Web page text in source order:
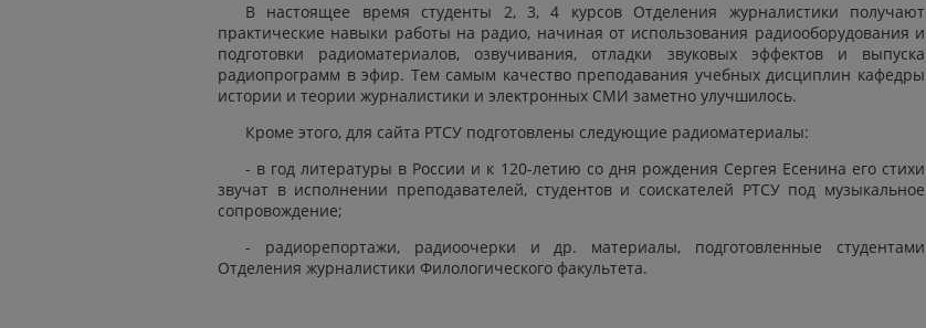
В настоящее время студенты 2, 3, 4 курсов Отделения журналистики получают
практические навыки работы на радио, начиная от использования радиооборудования и
подготовки радиоматериалов, озвучивания, отладки звуковых эффектов и выпуска
радиопрограмм в эфир. Тем самым качество преподавания учебных дисциплин кафедры
истории и теории журналистики и электронных СМИ заметно улучшилось.
Кроме этого, для сайта РТСУ подготовлены следующие радиоматериалы:
- в год литературы в России и к 120-летию со дня рождения Сергея Есенина его стихи
звучат в исполнении преподавателей, студентов и соискателей РТСУ под музыкальное
сопровождение;
- радиорепортажи, радиоочерки и др. материалы, подготовленные студентами
Отделения журналистики Филологического факультета.